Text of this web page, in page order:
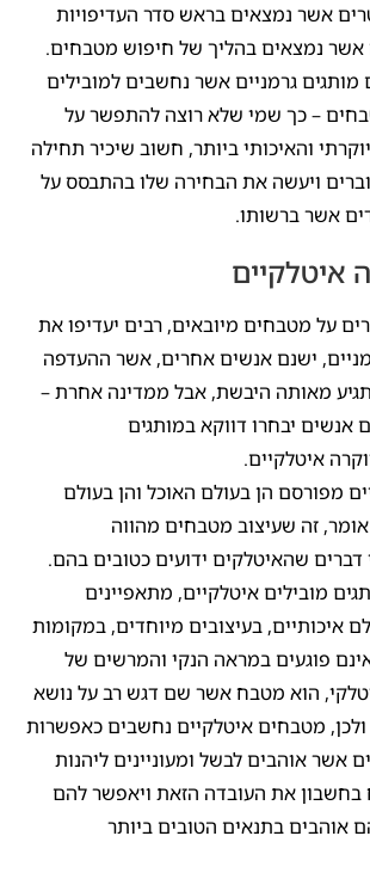
אשר נמצאים בראש סדר העדיפויות
אשר נמצאים בהליך של חיפוש מטבחים.
מותגים גרמניים אשר נחשבים למובילים
– כך שמי שלא רוצה להתפשר על
והאיכותי ביותר, חשוב שיכיר תחילה
ויעשה את הבחירה שלו בהתבסס על
אשר ברשותו.
איטלקיים
על מטבחים מיובאים, רבים יעדיפו את
ישנם אנשים אחרים, אשר ההעדפה
מאותה היבשת, אבל ממדינה אחרת –
אנשים יבחרו דווקא במותגים
איטלקיים.
מפורסם הן בעולם האוכל והן בעולם
זה שעיצוב מטבחים מהווה
דברים שהאיטלקים ידועים כטובים בהם.
מובילים איטלקיים, מתאפיינים
איכותיים, בעיצובים מיוחדים, במקומות
פוגעים במראה הנקי והמרשים של
הוא מטבח אשר שם דגש רב על נושא
ולכן, מטבחים איטלקיים נחשבים כאפשרות
אשר אוהבים לבשל ומעוניינים ליהנות
את העובדה הזאת ויאפשר להם
בתנאים הטובים ביותר